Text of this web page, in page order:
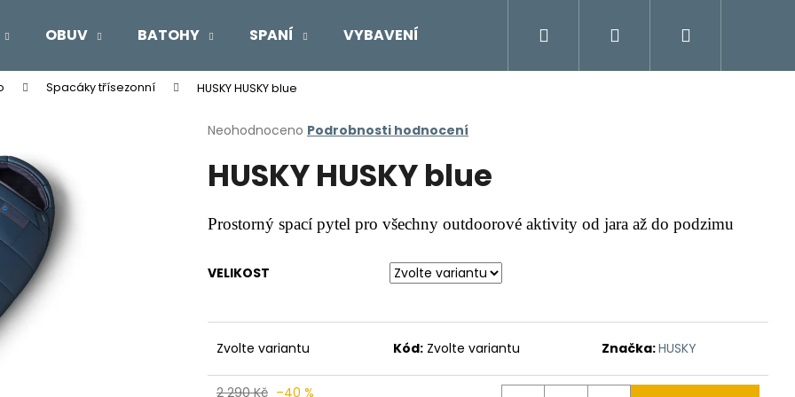
OBUV BATOHY SPANÍ VYBAVENÍ Moje objednávka
Přihlášení
Spacáky třísezonní HUSKY HUSKY blue
Průměrné
produktu
je
z
5
Neohodnoceno Podrobnosti hodnocení
HUSKY HUSKY blue
Prostorný spací pytel pro všechny outdoorové aktivity od jara až do podzimu
VELIKOST
Zvolte variantu Kód: Zvolte variantu Značka:HUSKY
2 290 Kč –40 %
Co potřebujete najít?
HLEDAT
Doporučujeme